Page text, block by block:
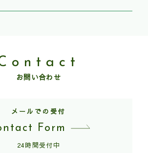
お問い合わせ
メールでの受付
Form
24時間受付中